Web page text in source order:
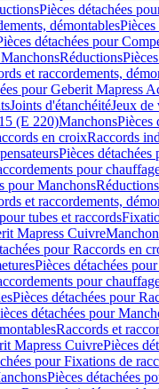
Pièces détachées
démontables
détachées pour
Réductions
et raccordements,
pour Geberit Mapress
Joints d'étanchéitéJeux de
(E 220)ManchonsPièces
en croixRaccords
Pièces détachées
pour
pour ManchonsRéductions
et raccordements,
tubes et raccords
Mapress Cuivre
pour Raccords en
Pièces détachées
pour
Pièces détachées pour
détachées pour
Raccords et
Mapress CuivrePièces
pour Fixations de
Pièces détachées